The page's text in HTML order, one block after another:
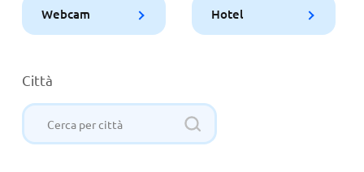
Webcam Hotel
Città